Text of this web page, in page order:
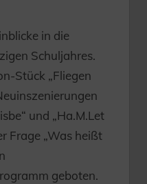
in die
Schuljahres.
Stück „Fliegen
und „Ha.M.Let
Frage „Was heißt
geboten.